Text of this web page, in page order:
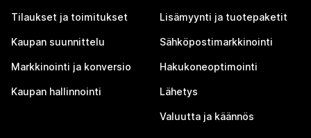
Tilaukset ja toimitukset
Kaupan suunnittelu
Markkinointi ja konversio
Kaupan hallinnointi
Lisämyynti ja tuotepaketit
Sähköpostimarkkinointi
Hakukoneoptimointi
Lähetys
Valuutta ja käännös